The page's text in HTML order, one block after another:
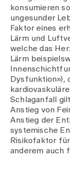
konsumieren
ungesunder
Faktor eines
Lärm und
welche das
Lärm
Dysfunktion»),
Schlaganfall
Anstieg von
Anstieg der
systemische
Risikofaktor
anderem auch